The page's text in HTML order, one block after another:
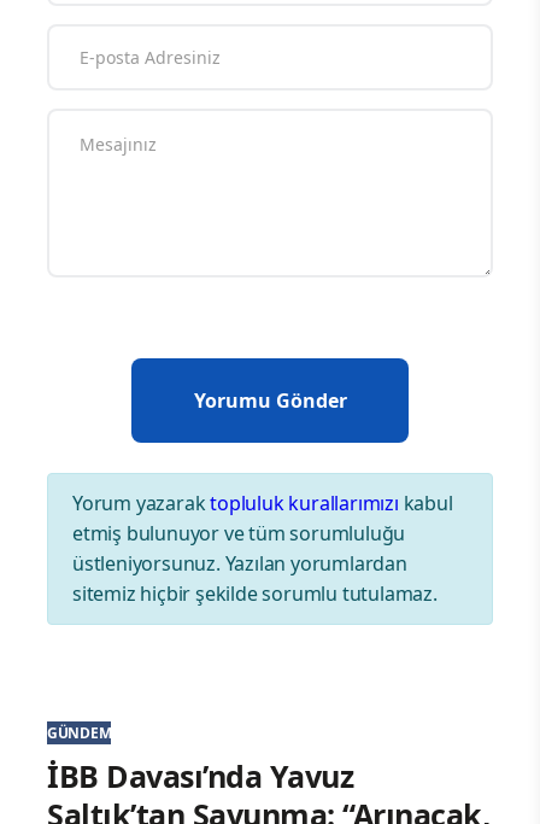
Yorum yazaraktopluluk kurallarımızı kabul
etmiş bulunuyor ve tüm sorumluluğu
üstleniyorsunuz. Yazılan yorumlardan
sitemiz hiçbir şekilde sorumlu tutulamaz.
GÜNDEM
İBB Davası’nda Yavuz
Saltık’tan Savunma: “Arınacak,